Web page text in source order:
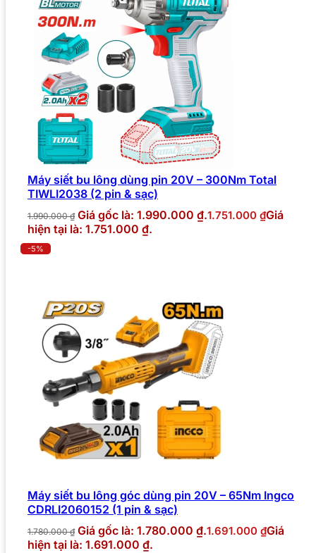
Máy siết bu lông dùng pin 20V – 300Nm Total
TIWLI2038 (2 pin & sạc)
1.990.000₫ Giá gốc là: 1.990.000 ₫.1.751.000 ₫Giá
hiện tại là: 1.751.000 ₫.
-5%
Máy siết bu lông góc dùng pin 20V – 65Nm Ingco
CDRLI2060152 (1 pin & sạc)
1.780.000₫ Giá gốc là: 1.780.000 ₫.1.691.000 ₫Giá
hiện tại là: 1.691.000 ₫.